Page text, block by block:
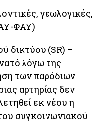
γεωλογικές,
ΦΑΥ)
δικτύου (SR) –
λόγω της
των παρόδιων
αρτηρίας δεν
εκ νέου η
συγκοινωνιακού